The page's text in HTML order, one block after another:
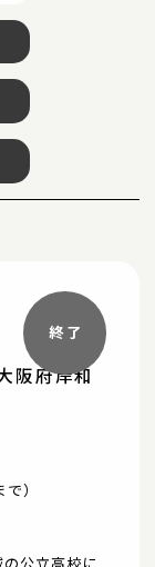
阪府岸和
で）
公立高校に